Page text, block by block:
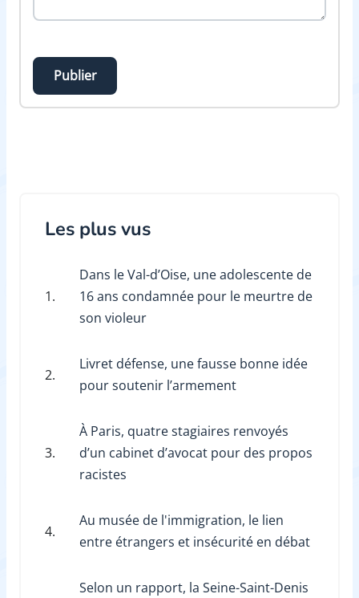
Publier
Les plus vus
1.
Dans le Val-d’Oise, une adolescente de
16 ans condamnée pour le meurtre de
son violeur
2.
Livret défense, une fausse bonne idée
pour soutenir l’armement
3.
À Paris, quatre stagiaires renvoyés
d’un cabinet d’avocat pour des propos
racistes
4.
Au musée de l'immigration, le lien
entre étrangers et insécurité en débat
Selon un rapport, la Seine-Saint-Denis